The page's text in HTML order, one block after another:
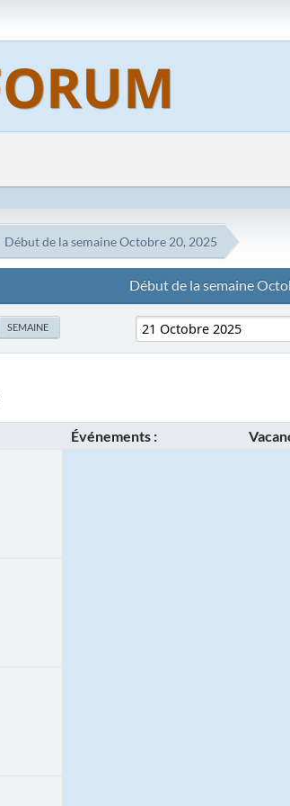
Début de la semaine Octobre 20, 2025
Début de la semaine
SEMAINE
Événements :